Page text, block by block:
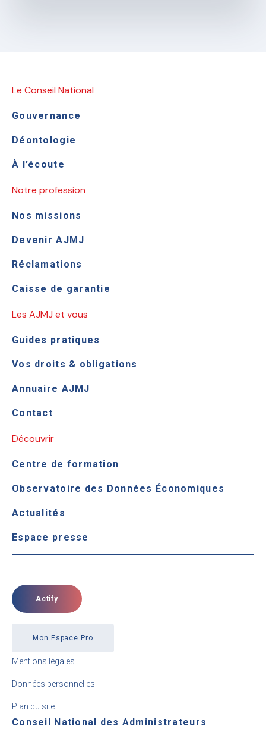
Le Conseil National
Gouvernance
Déontologie
À l’écoute
Notre profession
Nos missions
Devenir AJMJ
Réclamations
Caisse de garantie
Les AJMJ et vous
Guides pratiques
Vos droits & obligations
Annuaire AJMJ
Contact
Découvrir
Centre de formation
Observatoire des Données Économiques
Actualités
Espace presse
Actify
Mon Espace Pro
Mentions légales
Données personnelles
Plan du site
Conseil National des Administrateurs